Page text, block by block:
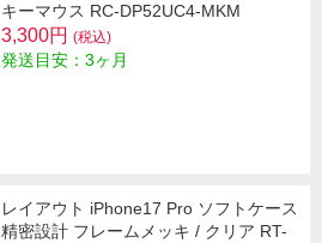
キーマウス RC-DP52UC4-MKM
3,300円 (税込)
発送目安：3ヶ月
レイアウト iPhone17 Pro ソフトケース
精密設計 フレームメッキ / クリア RT-